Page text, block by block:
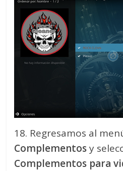
18. Regresamos al
Complementosy
Complementos para